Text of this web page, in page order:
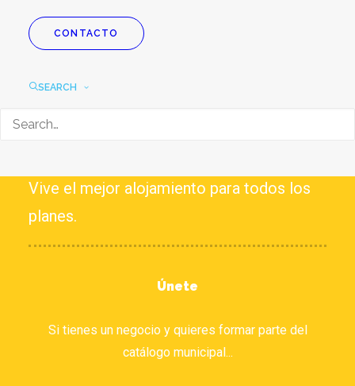
CONTACTO
SEARCHEXPERIENCIAS
HOTELES
Vive el mejor alojamiento para todos los
planes.
Únete
Si tienes un negocio y quieres formar parte del
catálogo municipal...